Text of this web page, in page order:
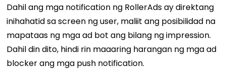
Dahil ang mga notification ng RollerAds ay direktang
inihahatid sa screen ng user, maliit ang posibilidad na
mapataas ng mga ad bot ang bilang ng impression.
Dahil din dito, hindi rin maaaring harangan ng mga ad
blocker ang mga push notification.